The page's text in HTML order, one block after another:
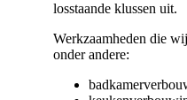
losstaande klussen uit.
Werkzaamheden die
onder andere: